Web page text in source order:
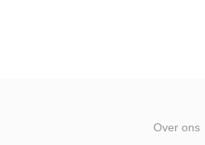
Over ons